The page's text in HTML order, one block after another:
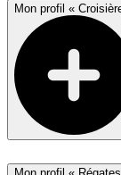
Mon profil «